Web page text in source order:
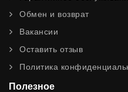
Обмен и возврат
Вакансии
Оставить отзыв
Политика
Полезное